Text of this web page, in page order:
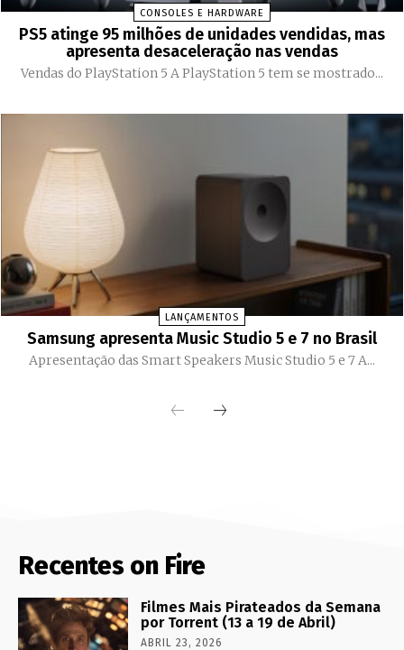
CONSOLES E HARDWARE
PS5 atinge 95 milhões de unidades vendidas, mas
apresenta desaceleração nas vendas
Vendas do PlayStation 5 A PlayStation 5 tem se mostrado...
LANÇAMENTOS
Samsung apresenta Music Studio 5 e 7 no Brasil
Apresentação das Smart Speakers Music Studio 5 e 7 A...
Recentes on Fire
Filmes Mais Pirateados da Semana
por Torrent (13 a 19 de Abril)
ABRIL 23, 2026